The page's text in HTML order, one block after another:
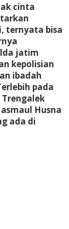
cinta
ternyata bisa
jatim
kepolisian
ibadah
pada
Husna
ada di